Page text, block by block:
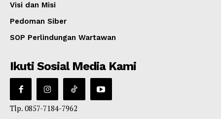
Visi dan Misi
Pedoman Siber
SOP Perlindungan Wartawan
Ikuti Sosial Media Kami
Tlp. 0857-7184-7962